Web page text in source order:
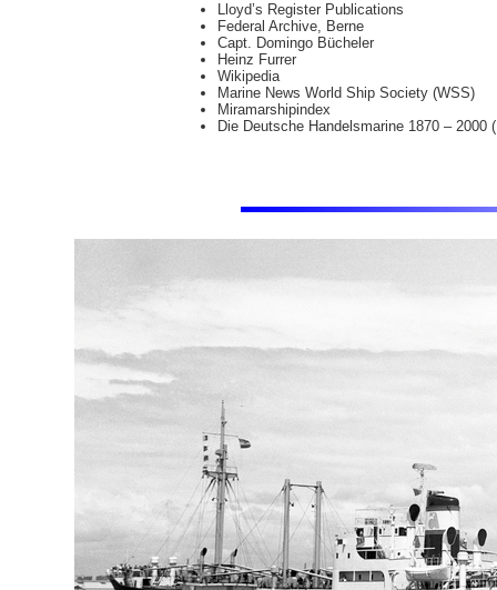
Lloyd’s Register Publications
Federal Archive, Berne
Capt. Domingo Bücheler
Heinz Furrer
Wikipedia
Marine News World Ship Society (WSS)
Miramarshipindex
Die Deutsche Handelsmarine 1870 – 2000